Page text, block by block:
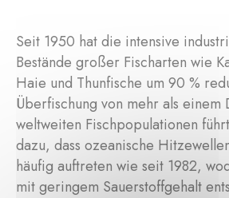
Seit 1950 hat die intensive
Bestände großer Fischarten wie
Haie und Thunfische um 90 %
Überfischung von mehr als
weltweiten Fischpopulationen
dazu, dass ozeanische
häufig auftreten wie seit 1982,
mit geringem Sauerstoffgehalt